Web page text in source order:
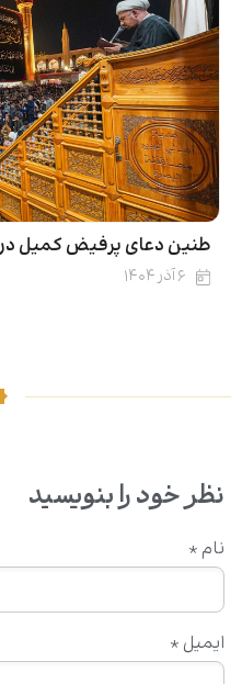
طنین دعای پرفیض کمیل
۶ آذر ۱۴۰۴
نظر خود را بنویسید
نام *
ایمیل *